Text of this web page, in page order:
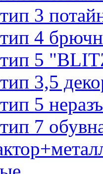
3
4
5
3,5
5
7